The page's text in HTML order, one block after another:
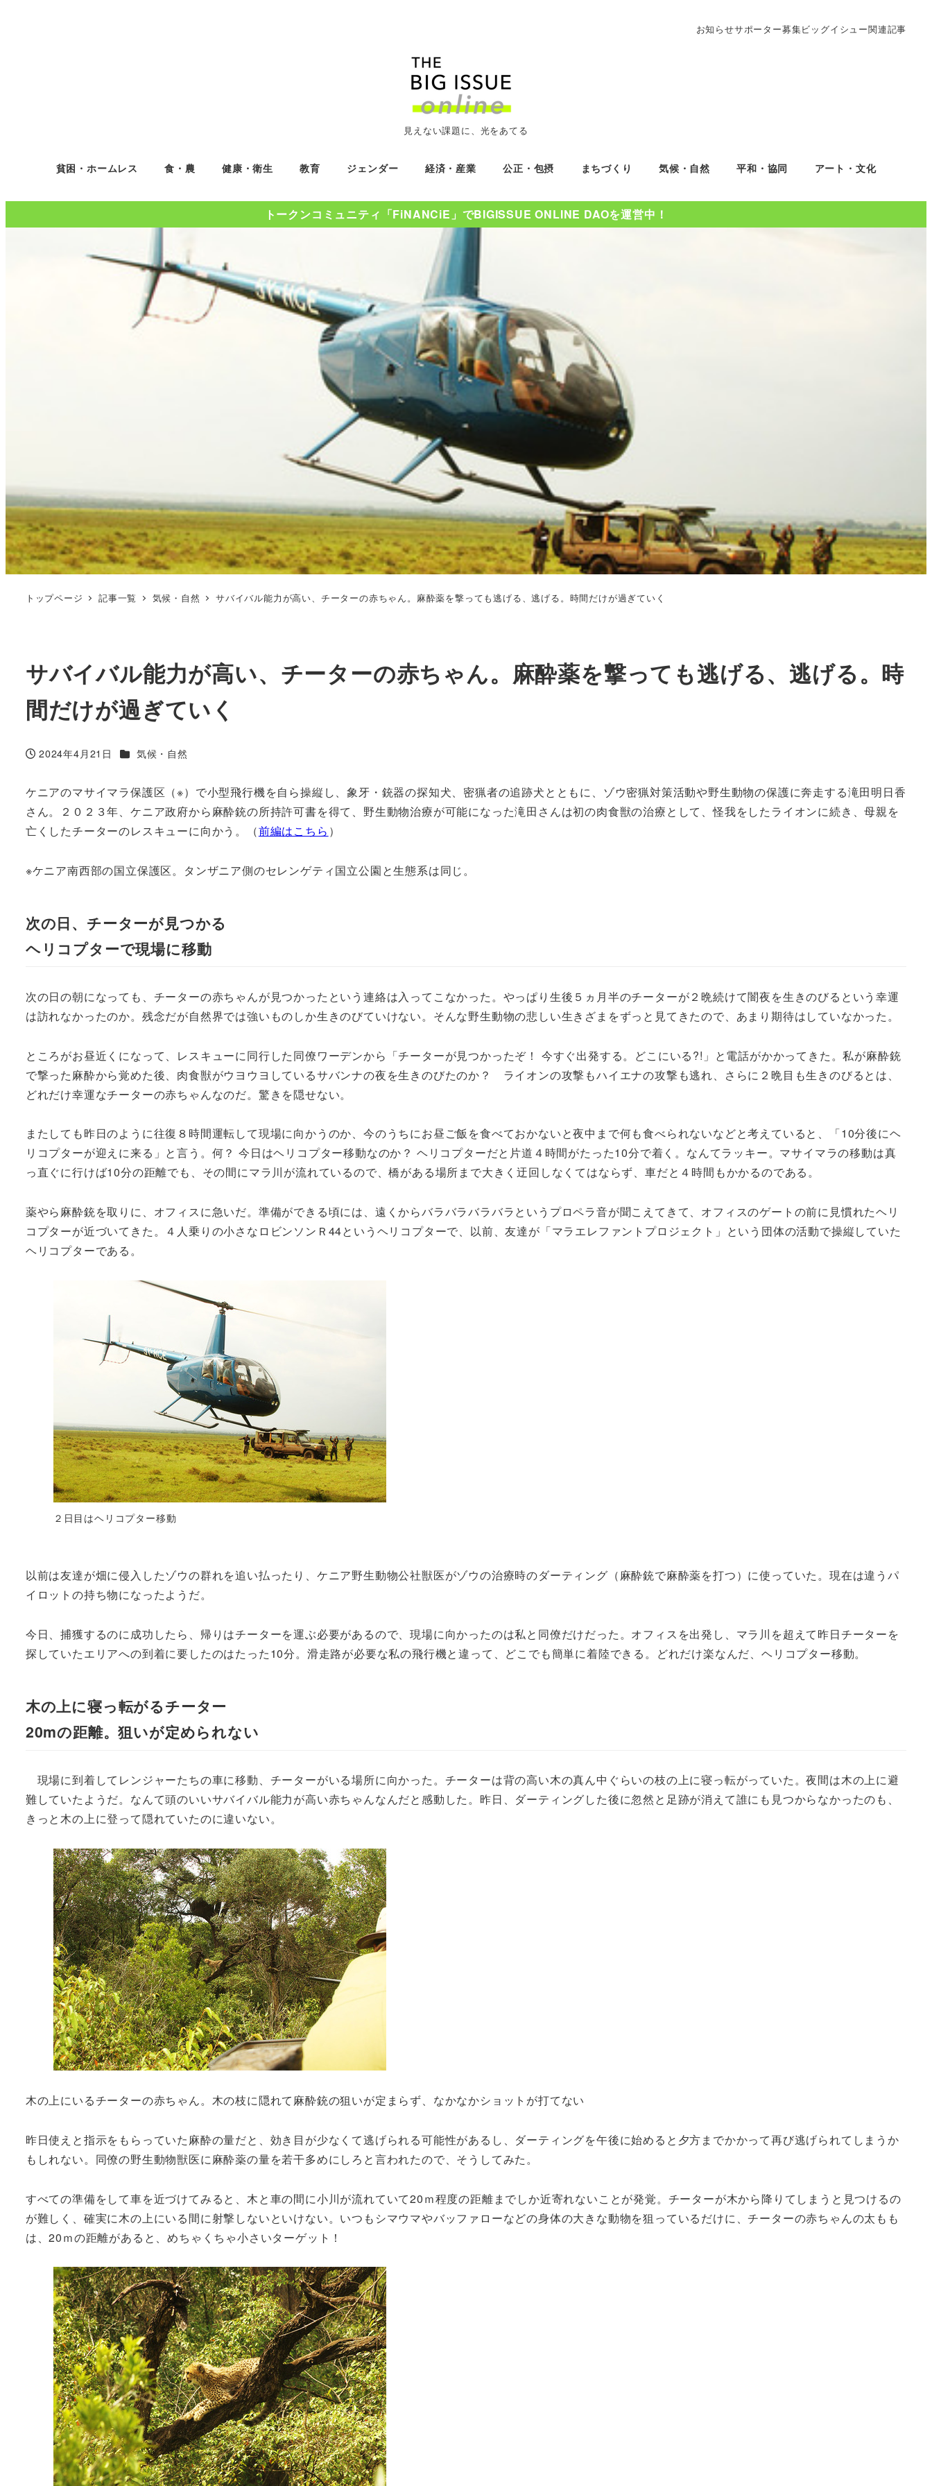
お知らせサポーター募集ビッグイシュー関連記事
見えない課題に、光をあてる
貧困・ホームレス 食・農 健康・衛生 教育 ジェンダー 経済・産業 公正・包摂 まちづくり 気候・自然 平和・協同 アート・文化
トークンコミュニティ「FiNANCiE」でBIGISSUE ONLINE DAOを運営中！
トップページ 記事一覧 気候・自然 サバイバル能力が高い、チーターの赤ちゃん。麻酔薬を撃っても逃げる、逃げる。時間だけが過ぎていく
サバイバル能力が高い、チーターの赤ちゃん。麻酔薬を撃っても逃げる、逃げる。時
間だけが過ぎていく
投稿日
2024年4月21日 カテゴリー
気候・自然
ケニアのマサイマラ保護区（※）で小型飛行機を自ら操縦し、象牙・銃器の探知犬、密猟者の追跡犬とともに、ゾウ密猟対策活動や野生動物の保護に奔走する滝田明日香
さん。２０２３年、ケニア政府から麻酔銃の所持許可書を得て、野生動物治療が可能になった滝田さんは初の肉食獣の治療として、怪我をしたライオンに続き、母親を
亡くしたチーターのレスキューに向かう。（前編はこちら ）
※ケニア南西部の国立保護区。タンザニア側のセレンゲティ国立公園と生態系は同じ。
次の日、チーターが見つかる
ヘリコプターで現場に移動
次の日の朝になっても、チーターの赤ちゃんが見つかったという連絡は入ってこなかった。やっぱり生後５ヵ月半のチーターが２晩続けて闇夜を生きのびるという幸運
は訪れなかったのか。残念だが自然界では強いものしか生きのびていけない。そんな野生動物の悲しい生きざまをずっと見てきたので、あまり期待はしていなかった。
ところがお昼近くになって、レスキューに同行した同僚ワーデンから「チーターが見つかったぞ！ 今すぐ出発する。どこにいる?!」と電話がかかってきた。私が麻酔銃
で撃った麻酔から覚めた後、肉食獣がウヨウヨしているサバンナの夜を生きのびたのか？ ライオンの攻撃もハイエナの攻撃も逃れ、さらに２晩目も生きのびるとは、
どれだけ幸運なチーターの赤ちゃんなのだ。驚きを隠せない。
またしても昨日のように往復８時間運転して現場に向かうのか、今のうちにお昼ご飯を食べておかないと夜中まで何も食べられないなどと考えていると、「10分後にヘ
リコプターが迎えに来る」と言う。何？ 今日はヘリコプター移動なのか？ ヘリコプターだと片道４時間がたった10分で着く。なんてラッキー。マサイマラの移動は真
っ直ぐに行けば10分の距離でも、その間にマラ川が流れているので、橋がある場所まで大きく迂回しなくてはならず、車だと４時間もかかるのである。
薬やら麻酔銃を取りに、オフィスに急いだ。準備ができる頃には、遠くからバラバラバラバラというプロペラ音が聞こえてきて、オフィスのゲートの前に見慣れたヘリ
コプターが近づいてきた。４人乗りの小さなロビンソンＲ44というヘリコプターで、以前、友達が「マラエレファントプロジェクト」という団体の活動で操縦していた
ヘリコプターである。
２日目はヘリコプター移動
以前は友達が畑に侵入したゾウの群れを追い払ったり、ケニア野生動物公社獣医がゾウの治療時のダーティング（麻酔銃で麻酔薬を打つ）に使っていた。現在は違うパ
イロットの持ち物になったようだ。
今日、捕獲するのに成功したら、帰りはチーターを運ぶ必要があるので、現場に向かったのは私と同僚だけだった。オフィスを出発し、マラ川を超えて昨日チーターを
探していたエリアへの到着に要したのはたった10分。滑走路が必要な私の飛行機と違って、どこでも簡単に着陸できる。どれだけ楽なんだ、ヘリコプター移動。
木の上に寝っ転がるチーター
20mの距離。狙いが定められない
現場に到着してレンジャーたちの車に移動、チーターがいる場所に向かった。チーターは背の高い木の真ん中ぐらいの枝の上に寝っ転がっていた。夜間は木の上に避
難していたようだ。なんて頭のいいサバイバル能力が高い赤ちゃんなんだと感動した。昨日、ダーティングした後に忽然と足跡が消えて誰にも見つからなかったのも、
きっと木の上に登って隠れていたのに違いない。
木の上にいるチーターの赤ちゃん。木の枝に隠れて麻酔銃の狙いが定まらず、なかなかショットが打てない
昨日使えと指示をもらっていた麻酔の量だと、効き目が少なくて逃げられる可能性があるし、ダーティングを午後に始めると夕方までかかって再び逃げられてしまうか
もしれない。同僚の野生動物獣医に麻酔薬の量を若干多めにしろと言われたので、そうしてみた。
すべての準備をして車を近づけてみると、木と車の間に小川が流れていて20ｍ程度の距離までしか近寄れないことが発覚。チーターが木から降りてしまうと見つけるの
が難しく、確実に木の上にいる間に射撃しないといけない。いつもシマウマやバッファローなどの身体の大きな動物を狙っているだけに、チーターの赤ちゃんの太もも
は、20ｍの距離があると、めちゃくちゃ小さいターゲット！